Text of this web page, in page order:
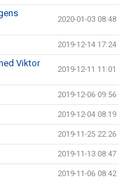
2020-01-03 08:48
2019-12-14 17:24
Viktor
2019-12-11 11:01
2019-12-06 09:56
2019-12-04 08:19
2019-11-25 22:26
2019-11-13 08:47
2019-11-06 08:42